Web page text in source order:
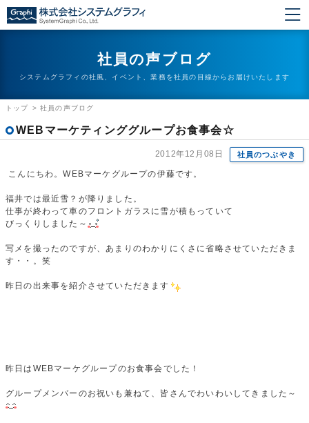
社員の声ブログ
システムグラフィの社風、イベント、業務を社員の目線からお届けいたします
トップ >社員の声ブログ
WEBマーケティンググループお食事会☆
2012年12月08日 社員のつぶやき
こんにちわ。WEBマーケグループの伊藤です。
福井では最近雪？が降りました。
仕事が終わって車のフロントガラスに雪が積もっていて
びっくりしました～
写メを撮ったのですが、あまりのわかりにくさに省略させていただきま
す・・。笑
昨日の出来事を紹介させていただきます
昨日はWEBマーケグループのお食事会でした！
グループメンバーのお祝いも兼ねて、皆さんでわいわいしてきました～